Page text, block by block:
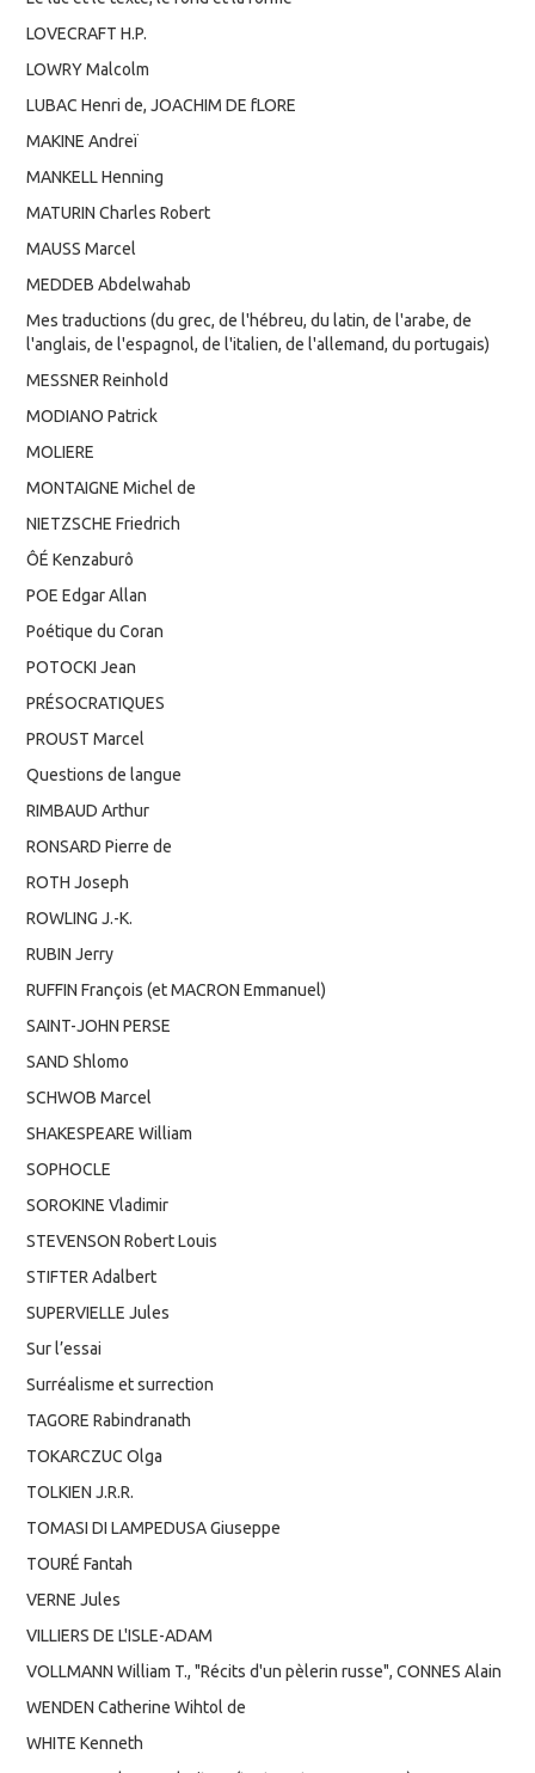
LOVECRAFT H.P.
LOWRY Malcolm
LUBAC Henri de, JOACHIM DE fLORE
MAKINE Andreï
MANKELL Henning
MATURIN Charles Robert
MAUSS Marcel
MEDDEB Abdelwahab
Mes traductions (du grec, de l'hébreu, du latin, de l'arabe, de
l'anglais, de l'espagnol, de l'italien, de l'allemand, du portugais)
MESSNER Reinhold
MODIANO Patrick
MOLIERE
MONTAIGNE Michel de
NIETZSCHE Friedrich
ÔÉ Kenzaburô
POE Edgar Allan
Poétique du Coran
POTOCKI Jean
PRÉSOCRATIQUES
PROUST Marcel
Questions de langue
RIMBAUD Arthur
RONSARD Pierre de
ROTH Joseph
ROWLING J.-K.
RUBIN Jerry
RUFFIN François (et MACRON Emmanuel)
SAINT-JOHN PERSE
SAND Shlomo
SCHWOB Marcel
SHAKESPEARE William
SOPHOCLE
SOROKINE Vladimir
STEVENSON Robert Louis
STIFTER Adalbert
SUPERVIELLE Jules
Sur l’essai
Surréalisme et surrection
TAGORE Rabindranath
TOKARCZUC Olga
TOLKIEN J.R.R.
TOMASI DI LAMPEDUSA Giuseppe
TOURÉ Fantah
VERNE Jules
VILLIERS DE L'ISLE-ADAM
VOLLMANN William T., "Récits d'un pèlerin russe", CONNES Alain
WENDEN Catherine Wihtol de
WHITE Kenneth